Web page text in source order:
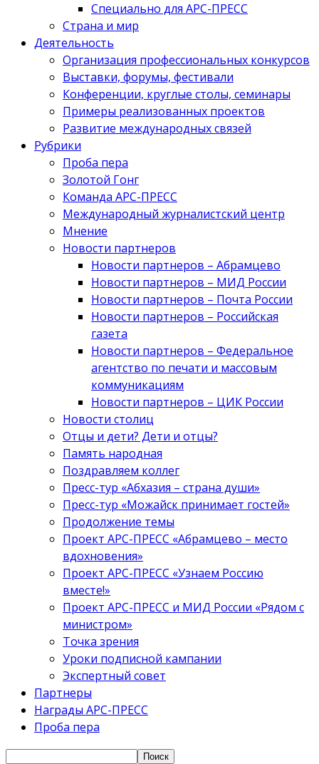
Специально для АРС-ПРЕСС
Страна и мир
Деятельность
Организация профессиональных конкурсов
Выставки, форумы, фестивали
Конференции, круглые столы, семинары
Примеры реализованных проектов
Развитие международных связей
Рубрики
Проба пера
Золотой Гонг
Команда АРС-ПРЕСС
Международный журналистский центр
Мнение
Новости партнеров
Новости партнеров – Абрамцево
Новости партнеров – МИД России
Новости партнеров – Почта России
Новости партнеров – Российская
газета
Новости партнеров – Федеральное
агентство по печати и массовым
коммуникациям
Новости партнеров – ЦИК России
Новости столиц
Отцы и дети? Дети и отцы?
Память народная
Поздравляем коллег
Пресс-тур «Абхазия – страна души»
Пресс-тур «Можайск принимает гостей»
Продолжение темы
Проект АРС-ПРЕСС «Абрамцево – место
вдохновения»
Проект АРС-ПРЕСС «Узнаем Россию
вместе!»
Проект АРС-ПРЕСС и МИД России «Рядом с
министром»
Точка зрения
Уроки подписной кампании
Экспертный совет
Партнеры
Награды АРС-ПРЕСС
Проба пера